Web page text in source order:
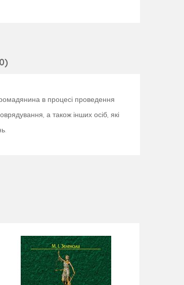
в процесі проведення
а також інших осіб, які